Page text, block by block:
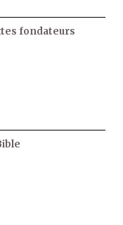
fondateurs